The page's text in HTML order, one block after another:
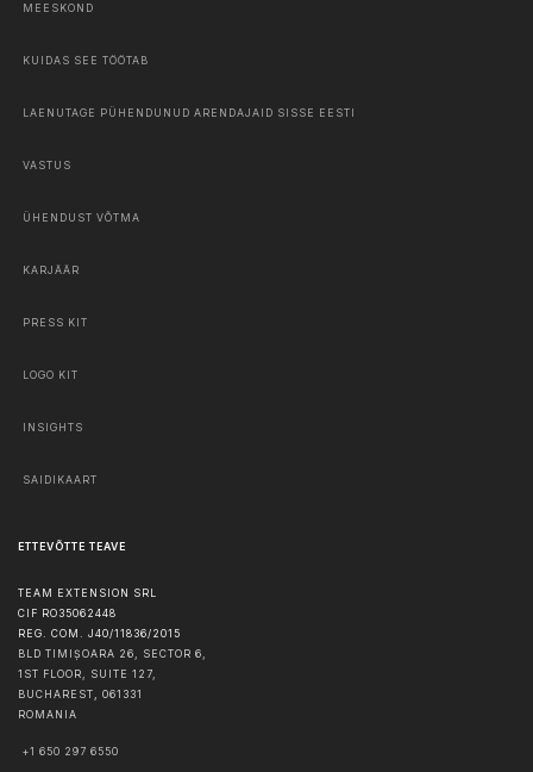
MEESKOND
KUIDAS SEE TÖÖTAB
LAENUTAGE PÜHENDUNUD ARENDAJAID SISSE EESTI
VASTUS
ÜHENDUST VÕTMA
KARJÄÄR
PRESS KIT
LOGO KIT
INSIGHTS
SAIDIKAART
ETTEVÕTTE TEAVE
TEAM EXTENSION SRL
CIF RO35062448
REG. COM. J40/11836/2015
BLD TIMIȘOARA 26, SECTOR 6,
1ST FLOOR, SUITE 127,
BUCHAREST, 061331
ROMANIA
+1 650 297 6550